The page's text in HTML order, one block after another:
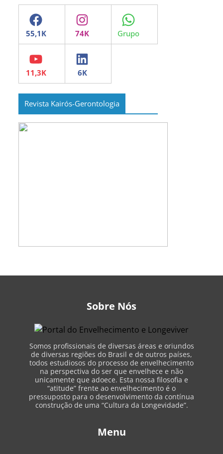
Facebook Instagram WhatsApp
YouTube LinkedIn
Revista Kairós-Gerontologia
Sobre Nós
Somos profissionais de diversas áreas e oriundos
de diversas regiões do Brasil e de outros países,
todos estudiosos do processo de envelhecimento
na perspectiva do ser que envelhece e não
unicamente que adoece. Esta nossa filosofia e
“atitude” frente ao envelhecimento é o
pressuposto para o desenvolvimento da contínua
construção de uma “Cultura da Longevidade”.
Menu